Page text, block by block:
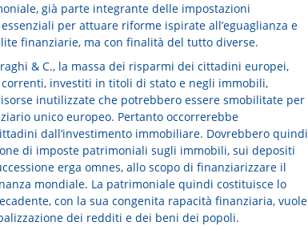
già parte integrante delle impostazioni
per attuare riforme ispirate all’eguaglianza e
finanziarie, ma con finalità del tutto diverse.
& C., la massa dei risparmi dei cittadini europei,
investiti in titoli di stato e negli immobili,
inutilizzate che potrebbero essere smobilitate per
unico europeo. Pertanto occorrerebbe
dall’investimento immobiliare. Dovrebbero quindi
di imposte patrimoniali sugli immobili, sui depositi
erga omnes, allo scopo di finanziarizzare il
mondiale. La patrimoniale quindi costituisce lo
con la sua congenita rapacità finanziaria, vuole
dei redditi e dei beni dei popoli.